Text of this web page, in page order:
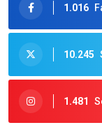
1.016
10.245
1.481